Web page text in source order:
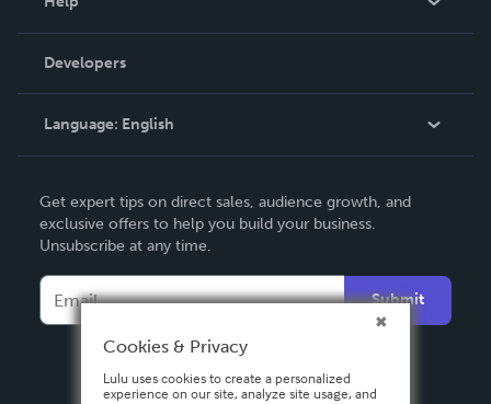
Podcast
Order Lookup
Knowledge Base
Contact Support
Developers
Language: English
Deutsch
Français
Español
Get expert tips on direct sales, audience growth, and
exclusive offers to help you build your business.
Unsubscribe at any time.
Submit
Cookies & Privacy
Lulu uses cookies to create a personalized
experience on our site, analyze site usage, and